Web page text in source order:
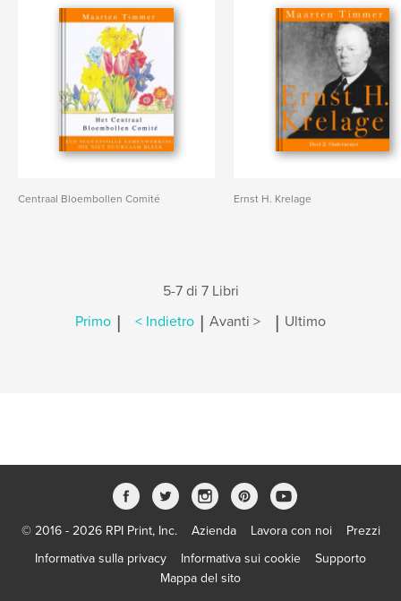
Centraal Bloembollen Comité Ernst H. Krelage
5-7 di 7 Libri
Primo | < Indietro | Avanti > | Ultimo
© 2016 - 2026 RPI Print, Inc. Azienda Lavora con noi
Prezzi
Informativa sulla privacy
Informativa sui cookie
Supporto
Mappa del sito